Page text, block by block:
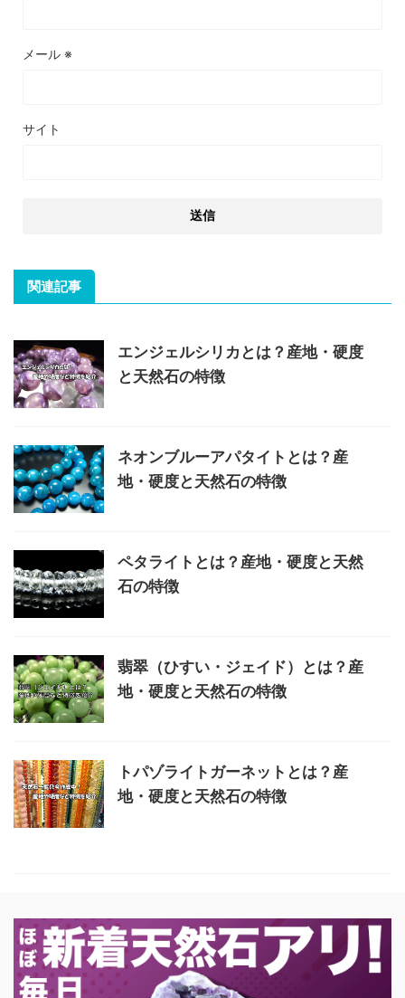
メール ※
サイト
関連記事
エンジェルシリカとは？産地・硬度
と天然石の特徴
ネオンブルーアパタイトとは？産
地・硬度と天然石の特徴
ペタライトとは？産地・硬度と天然
石の特徴
翡翠（ひすい・ジェイド）とは？産
地・硬度と天然石の特徴
トパゾライトガーネットとは？産
地・硬度と天然石の特徴